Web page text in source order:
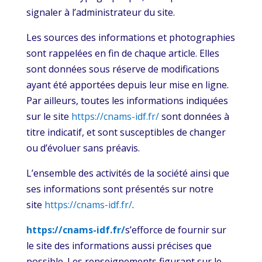
signaler à l’administrateur du site.
Les sources des informations et photographies
sont rappelées en fin de chaque article. Elles
sont données sous réserve de modifications
ayant été apportées depuis leur mise en ligne.
Par ailleurs, toutes les informations indiquées
sur le site https://cnams-idf.fr/sont données à
titre indicatif, et sont susceptibles de changer
ou d’évoluer sans préavis.
L’ensemble des activités de la société ainsi que
ses informations sont présentés sur notre
site https://cnams-idf.fr/.
https://cnams-idf.fr/s’efforce de fournir sur
le site des informations aussi précises que